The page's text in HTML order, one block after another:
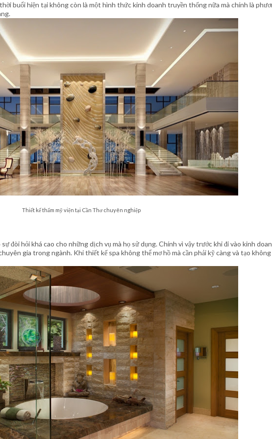
buổi hiện tại không còn là một hình thức kinh doanh truyền thống nữa mà chính là
Thiết kế thẩm mỹ viện tại Cần Thơ chuyên nghiệp
đòi hỏi khá cao cho những dịch vụ mà họ sử dụng. Chính vì vậy trước khi đi vào kinh
gia trong ngành. Khi thiết kế spa không thể mơ hồ mà cần phải kỹ càng và tạo không